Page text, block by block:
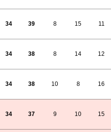
34 39 8 15 11
34 38 8 14 12
34 38 10 8 16
34 37 9 10 15